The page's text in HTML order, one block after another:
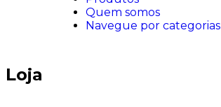
Quem somos
Navegue por categorias
Loja